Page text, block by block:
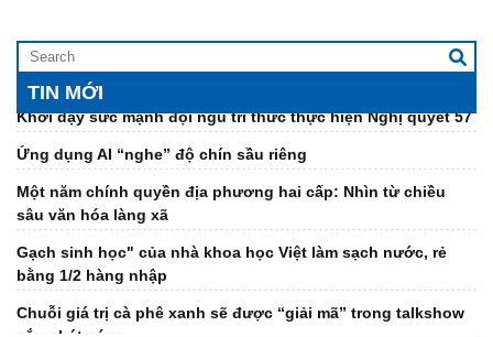
TIN MỚI
ĐƯỜNG MỚI, KHƠI DẬY KHÁT VỌNG CỐNG HIẾN CỦA ĐỘI
NGŨ TRÍ THỨC
Khơi dậy sức mạnh đội ngũ trí thức thực hiện Nghị quyết 57
sâu văn hóa làng xã
bằng 1/2 hàng nhập
sắp phát sóng